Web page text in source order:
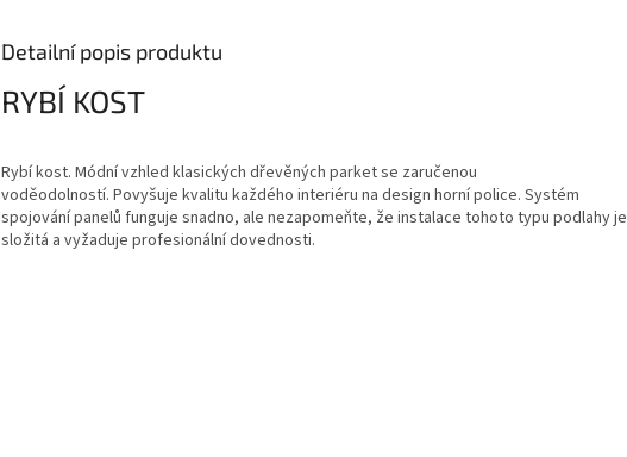
Detailní popis produktu
RYBÍ KOST
Rybí kost. Módní vzhled klasických dřevěných parket se zaručenou
voděodolností. Povyšuje kvalitu každého interiéru na design horní police. Systém
spojování panelů funguje snadno, ale nezapomeňte, že instalace tohoto typu podlahy je
složitá a vyžaduje profesionální dovednosti.